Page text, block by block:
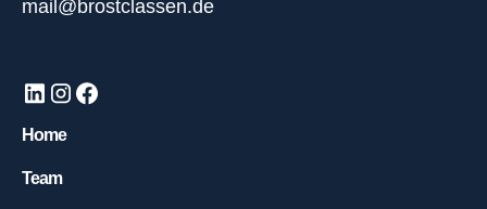
mail@brostclassen.de
Home
Team